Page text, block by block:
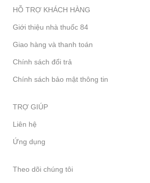
HỖ TRỢ KHÁCH HÀNG
Giới thiệu nhà thuốc 84
Giao hàng và thanh toán
Chính sách đổi trả
Chính sách bảo mật thông tin
TRỢ GIÚP
Liên hệ
Ứng dụng
Theo dõi chúng tôi